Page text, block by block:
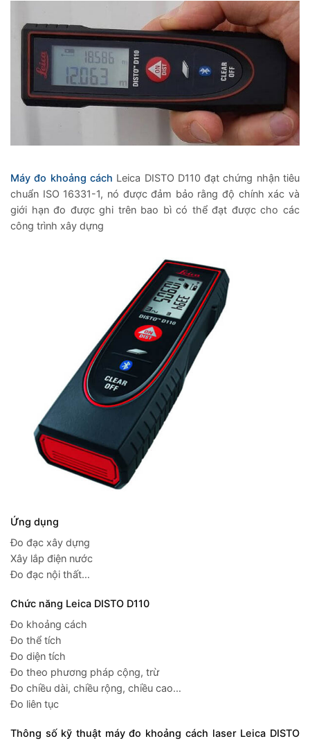
Máy đo khoảng cách Leica DISTO D110 đạt chứng nhận tiêu
chuẩn ISO 16331-1, nó được đảm bảo rằng độ chính xác và
giới hạn đo được ghi trên bao bì có thể đạt được cho các
công trình xây dựng
Ứng dụng
Đo đạc xây dựng
Xây lắp điện nước
Đo đạc nội thất…
Chức năng Leica DISTO D110
Đo khoảng cách
Đo thể tích
Đo diện tích
Đo theo phương pháp cộng, trừ
Đo chiều dài, chiều rộng, chiều cao…
Đo liên tục
Thông số kỹ thuật máy đo khoảng cách laser Leica DISTO